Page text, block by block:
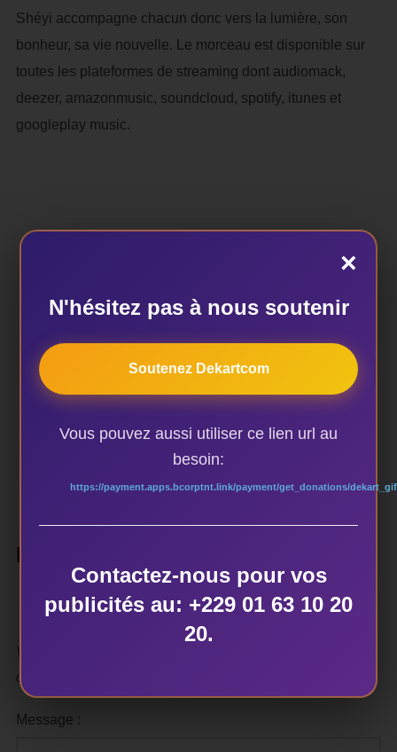
Shéyi accompagne chacun donc vers la lumière, son
bonheur, sa vie nouvelle. Le morceau est disponible sur
toutes les plateformes de streaming dont audiomack,
deezer, amazonmusic, soundcloud, spotify, itunes et
googleplay music.
LAISSER UN COMMENTAIRE
Votre adresse e-mail ne sera pas publiée.
obligatoires sont indiqués avec
Message :
×
N'hésitez pas à nous soutenir
Soutenez Dekartcom
Vous pouvez aussi utiliser ce lien url au
besoin:
https://payment.apps.bcorptnt.link/payment/get_donations/
Contactez-nous pour vos
publicités au: +229 01 63 10 20
20.